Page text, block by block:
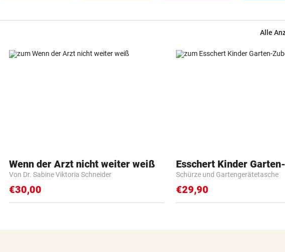
Alle
Wenn der Arzt nicht weiter weiß
Von Dr. Sabine Viktoria Schneider
€30,00
Esschert Kinder Garten-
Schürze und Gartengerätetasche
€29,90